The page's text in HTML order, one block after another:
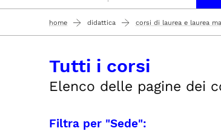
home didattica corsi di laurea e laurea
Tutti i corsi
Elenco delle pagine dei
Filtra per "Sede":